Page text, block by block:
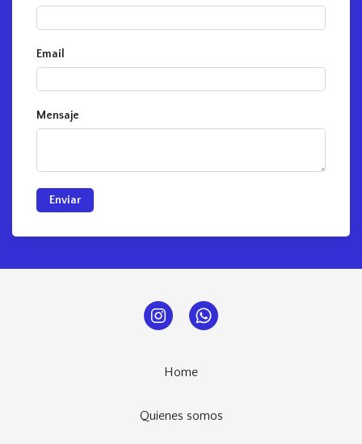
Email
Mensaje
Enviar
Home
Quienes somos